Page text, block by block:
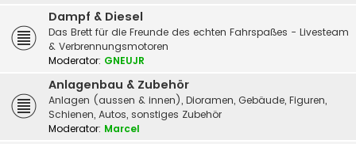
Dampf & Diesel
Das Brett für die Freunde des echten Fahrspaßes - Livesteam
& Verbrennungsmotoren
Moderator: GNEUJR
Anlagenbau & Zubehör
Anlagen (aussen & innen), Dioramen, Gebäude, Figuren,
Schienen, Autos, sonstiges Zubehör
Moderator: Marcel